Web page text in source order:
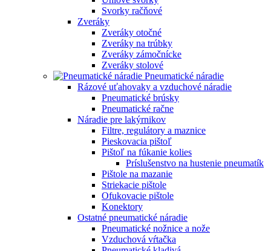
Svorky račňové
Zveráky
Zveráky otočné
Zveráky na trúbky
Zveráky zámočnícke
Zveráky stolové
Pneumatické náradie
Rázové uťahovaky a vzduchové náradie
Pneumatické brúsky
Pneumatické račne
Náradie pre lakýrnikov
Filtre, regulátory a maznice
Pieskovacia pištoľ
Pištoľ na fúkanie kolies
Príslušenstvo na hustenie pneumatík
Pištole na mazanie
Striekacie pištole
Ofukovacie pištole
Konektory
Ostatné pneumatické náradie
Pneumatické nožnice a nože
Vzduchová vŕtačka